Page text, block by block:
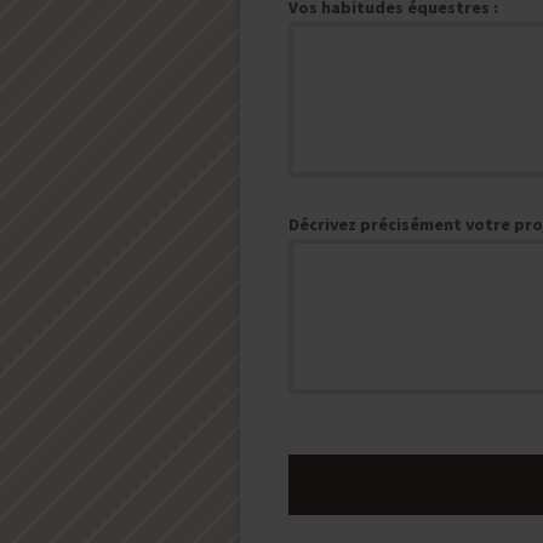
Vos habitudes équestres :
Décrivez précisément votre